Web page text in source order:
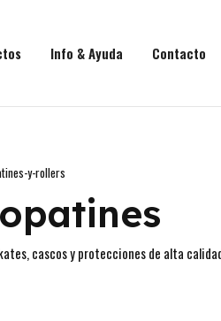
Info & Ayuda Contacto
y-rollers
cascos y protecciones de alta